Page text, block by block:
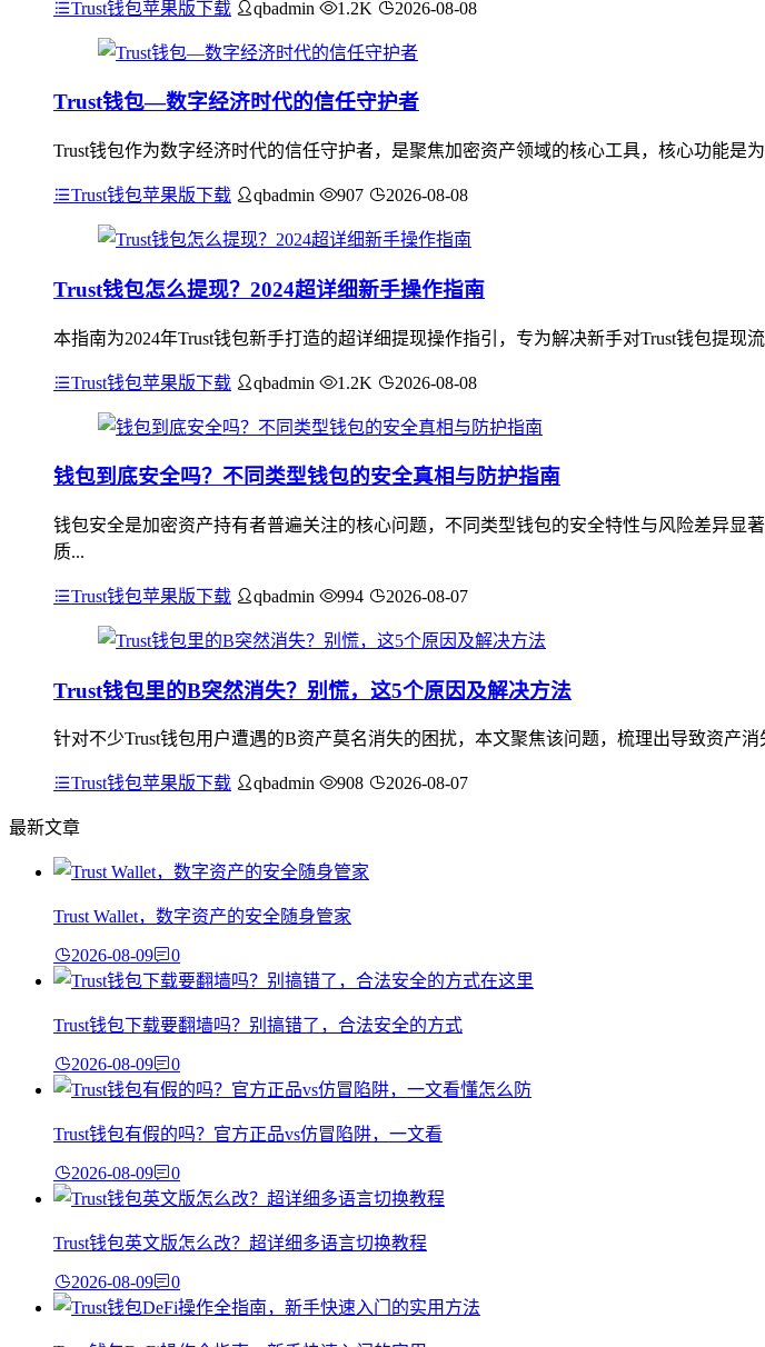
Trust钱包苹果版下载 qbadmin 1.2K 2026-08-08
Trust钱包—数字经济时代的信任守护者
Trust钱包作为数字经济时代的信任守护者，是聚焦加密资产领域的核心工具，核心功能
Trust钱包苹果版下载 qbadmin 907 2026-08-08
Trust钱包怎么提现？2024超详细新手操作指南
本指南为2024年Trust钱包新手打造的超详细提现操作指引，专为解决新手对Trust钱包提
Trust钱包苹果版下载 qbadmin 1.2K 2026-08-08
钱包到底安全吗？不同类型钱包的安全真相与防护指南
钱包安全是加密资产持有者普遍关注的核心问题，不同类型钱包的安全特性与风险差异
质...
Trust钱包苹果版下载 qbadmin 994 2026-08-07
Trust钱包里的B突然消失？别慌，这5个原因及解决方法
针对不少Trust钱包用户遭遇的B资产莫名消失的困扰，本文聚焦该问题，梳理出导致资产
Trust钱包苹果版下载 qbadmin 908 2026-08-07
最新文章
Trust Wallet，数字资产的安全随身管家
2026-08-09 0
Trust钱包下载要翻墙吗？别搞错了，合法安全的方式
2026-08-09 0
Trust钱包有假的吗？官方正品vs仿冒陷阱，一文看
2026-08-09 0
Trust钱包英文版怎么改？超详细多语言切换教程
2026-08-09 0